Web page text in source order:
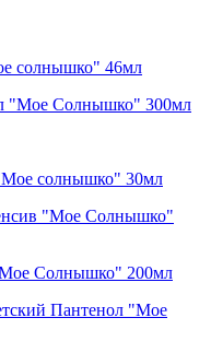
солнышко" 46мл
"Мое Солнышко" 300мл
солнышко" 30мл
"Мое Солнышко"
Солнышко" 200мл
Пантенол "Мое